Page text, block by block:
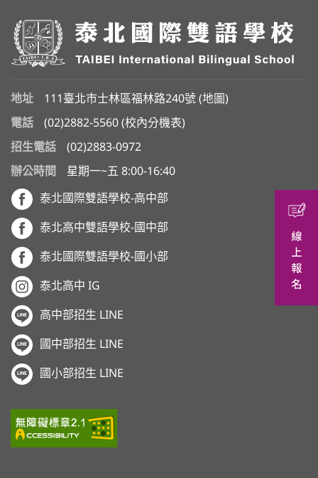
地址 111臺北市士林區福林路240號 (地圖 )
電話
(02)2882-5560 (校內分機表)
招生電話
(02)2883-0972
辦公時間
星期一~五 8:00-16:40
泰北國際雙語學校-高中部
泰北高中雙語學校-國中部
泰北國際雙語學校-國小部
泰北高中 IG
高中部招生 LINE
國中部招生 LINE
國小部招生 LINE